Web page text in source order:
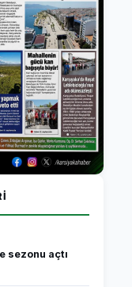
sezonu açtı